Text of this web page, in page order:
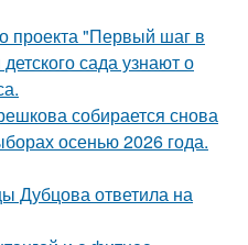
проекта "Первый шаг в
сада узнают о
собирается снова
осенью 2026 года.
Дубцова ответила на